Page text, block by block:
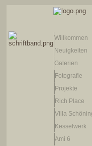
Willkommen
Neuigkeiten
Galerien
Fotografie
Projekte
Rich Place
Villa
Kesselwerk
Ami 6